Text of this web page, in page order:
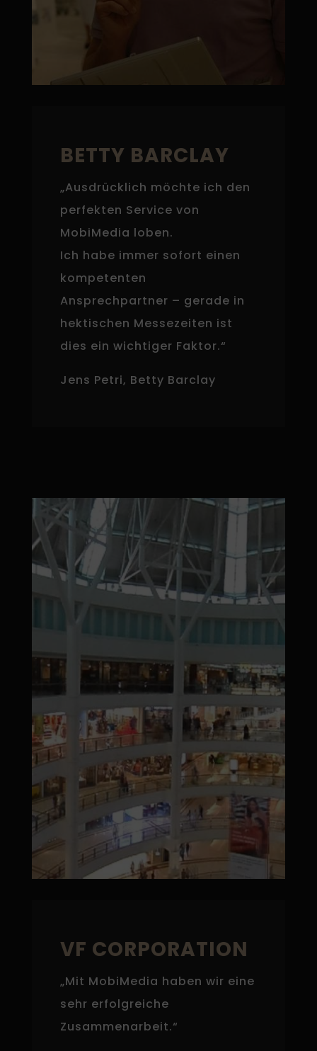
BETTY BARCLAY
„Ausdrücklich möchte ich den
perfekten Service von
MobiMedia loben.
Ich habe immer sofort einen
kompetenten
Ansprechpartner – gerade in
hektischen Messezeiten ist
dies ein wichtiger Faktor.“
Jens Petri, Betty Barclay
VF CORPORATION
„Mit MobiMedia haben wir eine
sehr erfolgreiche
Zusammenarbeit.“